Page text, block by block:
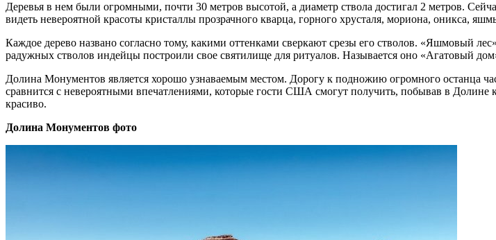
Деревья в нем были огромными, почти 30 метров высотой, а диаметр ствола достигал 2 метров.
видеть невероятной красоты кристаллы прозрачного кварца, горного хрусталя, мориона, оникса,
Каждое дерево названо согласно тому, какими оттенками сверкают срезы его стволов. «Яшмовый
радужных стволов индейцы построили свое святилище для ритуалов. Называется оно «Агатовый
Долина Монументов является хорошо узнаваемым местом. Дорогу к подножию огромного останца
сравнится с невероятными впечатлениями, которые гости США смогут получить, побывав в
красиво.
Долина Монументов фото